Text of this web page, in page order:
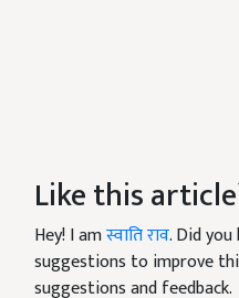
Like this
Hey! I amस्वाति राव. Did
suggestions to improve
suggestions and feedback.